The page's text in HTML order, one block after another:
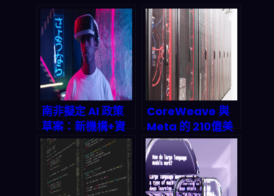
南非擬定 AI 政策
草案：新機構+資
金激勵要怎麼把
「AI 研發門檻」打
開？2026 你該看
懂哪幾件事
CoreWeave 與
Meta 的 210億美
元 AI 基礎設施協
議：2026年科技
巨頭的算力軍備競
賽幕後解析